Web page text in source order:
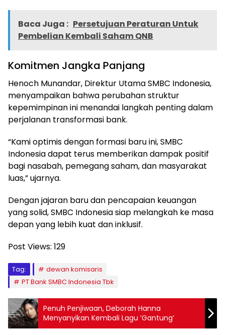
Baca Juga : Persetujuan Peraturan Untuk
Pembelian Kembali Saham QNB
Komitmen Jangka Panjang
Henoch Munandar, Direktur Utama SMBC Indonesia,
menyampaikan bahwa perubahan struktur
kepemimpinan ini menandai langkah penting dalam
perjalanan transformasi bank.
“Kami optimis dengan formasi baru ini, SMBC
Indonesia dapat terus memberikan dampak positif
bagi nasabah, pemegang saham, dan masyarakat
luas,” ujarnya.
Dengan jajaran baru dan pencapaian keuangan
yang solid, SMBC Indonesia siap melangkah ke masa
depan yang lebih kuat dan inklusif.
Post Views: 129
Tag:
dewan komisaris
PT Bank SMBC Indonesia Tbk
Penuh Penjiwaan, Deborah Hanna
Menyanyikan Kembali Lagu ‘Gantung’